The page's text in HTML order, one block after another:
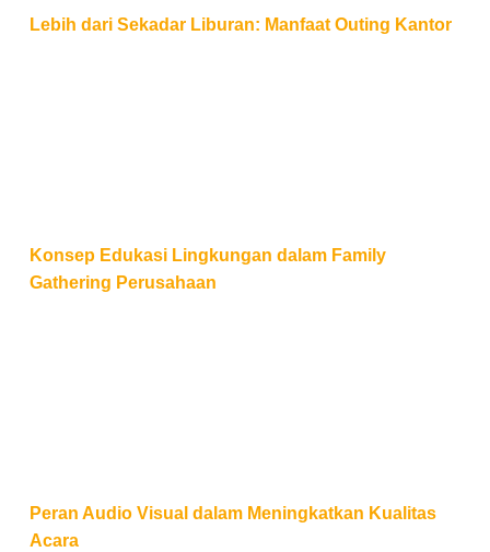
Lebih dari Sekadar Liburan: Manfaat Outing Kantor
Konsep Edukasi Lingkungan dalam Family
Gathering Perusahaan
Peran Audio Visual dalam Meningkatkan Kualitas
Acara